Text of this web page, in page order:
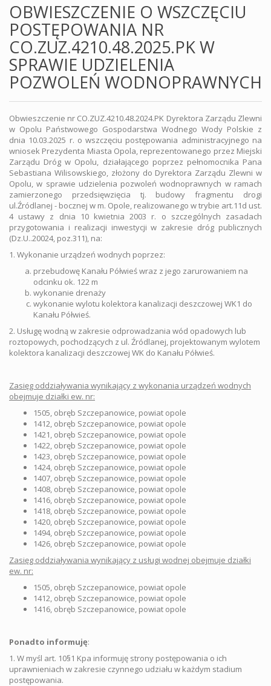
OBWIESZCZENIE O WSZCZĘCIU
POSTĘPOWANIA NR
CO.ZUZ.4210.48.2025.PK W
SPRAWIE UDZIELENIA
POZWOLEŃ WODNOPRAWNYCH
Obwieszczenie nr CO.ZUZ.4210.48.2024.PK Dyrektora Zarządu Zlewni
w Opolu Państwowego Gospodarstwa Wodnego Wody Polskie z
dnia 10.03.2025 r. o wszczęciu postępowania administracyjnego na
wniosek Prezydenta Miasta Opola, reprezentowanego przez Miejski
Zarządu Dróg w Opolu, działającego poprzez pełnomocnika Pana
Sebastiana Wilisowskiego, złożony do Dyrektora Zarządu Zlewni w
Opolu, w sprawie udzielenia pozwoleń wodnoprawnych w ramach
zamierzonego przedsięwzięcia tj. budowy fragmentu drogi
ul.Źródlanej - bocznej w m. Opole, realizowanego w trybie art.11d ust.
4 ustawy z dnia 10 kwietnia 2003 r. o szczególnych zasadach
przygotowania i realizacji inwestycji w zakresie dróg publicznych
(Dz.U..20024, poz.311), na:
1. Wykonanie urządzeń wodnych poprzez:
przebudowę Kanału Półwieś wraz z jego zarurowaniem na
odcinku ok. 122 m
wykonanie drenaży
wykonanie wylotu kolektora kanalizacji deszczowej WK1 do
Kanału Półwieś.
2. Usługę wodną w zakresie odprowadzania wód opadowych lub
roztopowych, pochodzących z ul. Źródlanej, projektowanym wylotem
kolektora kanalizacji deszczowej WK do Kanału Półwieś.
Zasięg oddziaływania wynikający z wykonania urządzeń wodnych
obejmuje działki ew. nr:
1505, obręb Szczepanowice, powiat opole
1412, obręb Szczepanowice, powiat opole
1421, obręb Szczepanowice, powiat opole
1422, obręb Szczepanowice, powiat opole
1423, obręb Szczepanowice, powiat opole
1424, obręb Szczepanowice, powiat opole
1407, obręb Szczepanowice, powiat opole
1408, obręb Szczepanowice, powiat opole
1416, obręb Szczepanowice, powiat opole
1418, obręb Szczepanowice, powiat opole
1420, obręb Szczepanowice, powiat opole
1494, obręb Szczepanowice, powiat opole
1426, obręb Szczepanowice, powiat opole
Zasięg oddziaływania wynikający z usługi wodnej obejmuje działki
ew. nr:
1505, obręb Szczepanowice, powiat opole
1412, obręb Szczepanowice, powiat opole
1416, obręb Szczepanowice, powiat opole
Ponadto informuję:
1. W myśl art. 10§1 Kpa informuję strony postępowania o ich
uprawnieniach w zakresie czynnego udziału w każdym stadium
postępowania.